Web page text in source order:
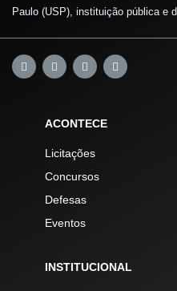
Paulo (USP), instituição pública e
ACONTECE
Licitações
Concursos
Defesas
Eventos
INSTITUCIONAL